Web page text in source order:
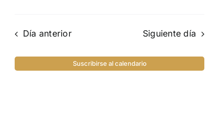
Día anterior Siguiente día
Suscribirse al calendario